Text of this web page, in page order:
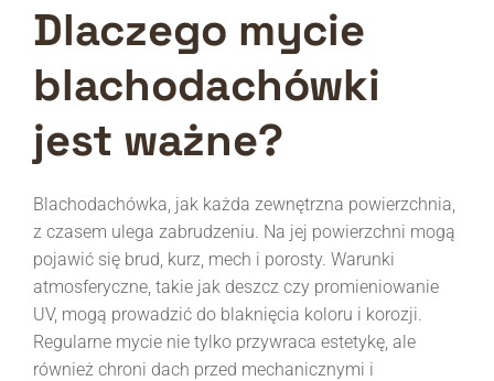
Dlaczego mycie
blachodachówki
jest ważne?
Blachodachówka, jak każda zewnętrzna powierzchnia,
z czasem ulega zabrudzeniu. Na jej powierzchni mogą
pojawić się brud, kurz, mech i porosty. Warunki
atmosferyczne, takie jak deszcz czy promieniowanie
UV, mogą prowadzić do blaknięcia koloru i korozji.
Regularne mycie nie tylko przywraca estetykę, ale
również chroni dach przed mechanicznymi i